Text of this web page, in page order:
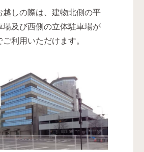
越しの際は、建物北側の平
場及び西側の立体駐車場が
ご利用いただけます。